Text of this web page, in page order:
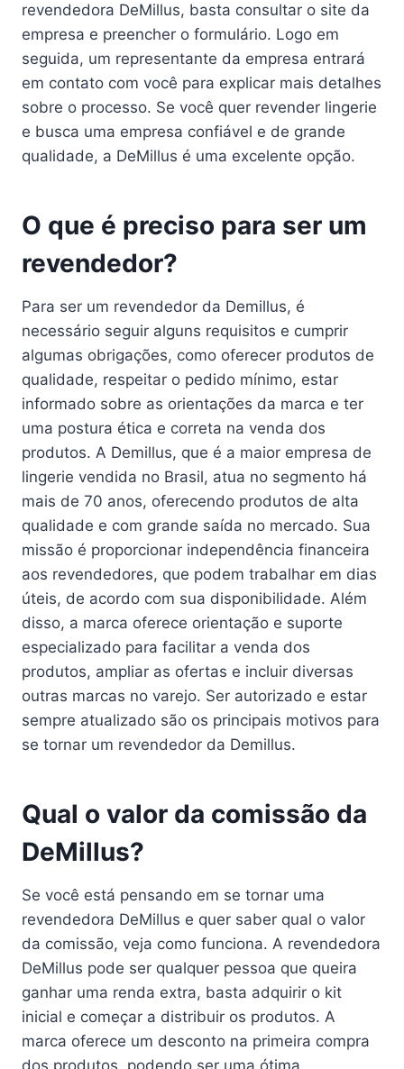
revendedora DeMillus, basta consultar o site da
empresa e preencher o formulário. Logo em
seguida, um representante da empresa entrará
em contato com você para explicar mais detalhes
sobre o processo. Se você quer revender lingerie
e busca uma empresa confiável e de grande
qualidade, a DeMillus é uma excelente opção.
O que é preciso para ser um
revendedor?
Para ser um revendedor da Demillus, é
necessário seguir alguns requisitos e cumprir
algumas obrigações, como oferecer produtos de
qualidade, respeitar o pedido mínimo, estar
informado sobre as orientações da marca e ter
uma postura ética e correta na venda dos
produtos. A Demillus, que é a maior empresa de
lingerie vendida no Brasil, atua no segmento há
mais de 70 anos, oferecendo produtos de alta
qualidade e com grande saída no mercado. Sua
missão é proporcionar independência financeira
aos revendedores, que podem trabalhar em dias
úteis, de acordo com sua disponibilidade. Além
disso, a marca oferece orientação e suporte
especializado para facilitar a venda dos
produtos, ampliar as ofertas e incluir diversas
outras marcas no varejo. Ser autorizado e estar
sempre atualizado são os principais motivos para
se tornar um revendedor da Demillus.
Qual o valor da comissão da
DeMillus?
Se você está pensando em se tornar uma
revendedora DeMillus e quer saber qual o valor
da comissão, veja como funciona. A revendedora
DeMillus pode ser qualquer pessoa que queira
ganhar uma renda extra, basta adquirir o kit
inicial e começar a distribuir os produtos. A
marca oferece um desconto na primeira compra